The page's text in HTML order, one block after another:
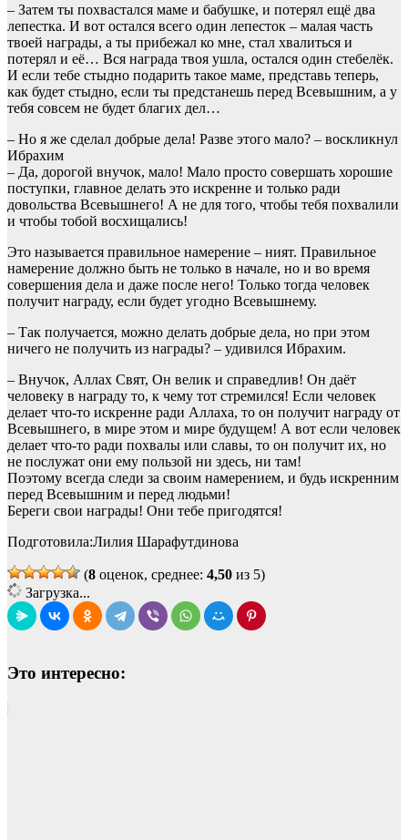
– Затем ты похвастался маме и бабушке, и потерял ещё два
лепестка. И вот остался всего один лепесток – малая часть
твоей награды, а ты прибежал ко мне, стал хвалиться и
потерял и её… Вся награда твоя ушла, остался один стебелёк.
И если тебе стыдно подарить такое маме, представь теперь,
как будет стыдно, если ты предстанешь перед Всевышним, а у
тебя совсем не будет благих дел…
– Но я же сделал добрые дела! Разве этого мало? – воскликнул
Ибрахим
– Да, дорогой внучок, мало! Мало просто совершать хорошие
поступки, главное делать это искренне и только ради
довольства Всевышнего! А не для того, чтобы тебя похвалили
и чтобы тобой восхищались!
Это называется правильное намерение – ният. Правильное
намерение должно быть не только в начале, но и во время
совершения дела и даже после него! Только тогда человек
получит награду, если будет угодно Всевышнему.
– Так получается, можно делать добрые дела, но при этом
ничего не получить из награды? – удивился Ибрахим.
– Внучок, Аллах Свят, Он велик и справедлив! Он даёт
человеку в награду то, к чему тот стремился! Если человек
делает что-то искренне ради Аллаха, то он получит награду от
Всевышнего, в мире этом и мире будущем! А вот если человек
делает что-то ради похвалы или славы, то он получит их, но
не послужат они ему пользой ни здесь, ни там!
Поэтому всегда следи за своим намерением, и будь искренним
перед Всевышним и перед людьми!
Береги свои награды! Они тебе пригодятся!
Подготовила:Лилия Шарафутдинова
(8 оценок, среднее: 4,50 из 5)
Загрузка...
Это интересно: